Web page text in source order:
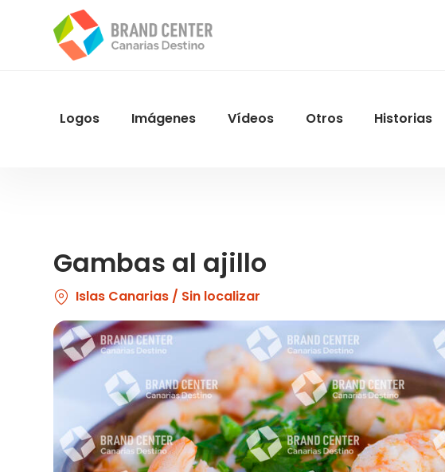
contenido
Menu
Logos Imágenes Vídeos Otros Historias
Gambas al ajillo
Islas Canarias / Sin localizar